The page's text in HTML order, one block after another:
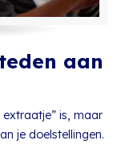
aan
is, maar
je doelstellingen.